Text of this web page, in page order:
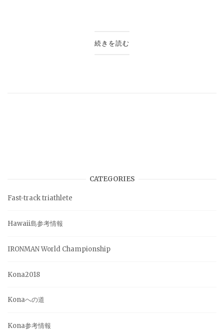
続きを読む
CATEGORIES
Fast-track triathlete
Hawaii島参考情報
IRONMAN World Championship
Kona2018
Konaへの道
Kona参考情報